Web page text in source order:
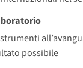
possibile